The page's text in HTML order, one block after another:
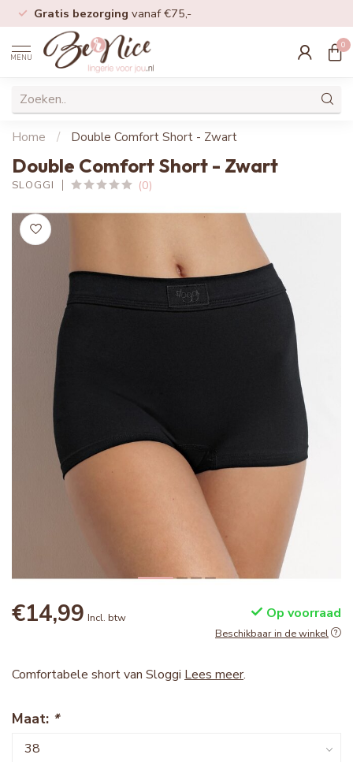
Gratis bezorging vanaf €75,-
MENU
0
Home / Double Comfort Short - Zwart
Double Comfort Short - Zwart
SLOGGI (0)
€14,99 Incl. btw Op voorraad
Beschikbaar in de winkel
Comfortabele short van Sloggi Lees meer.
Maat: *